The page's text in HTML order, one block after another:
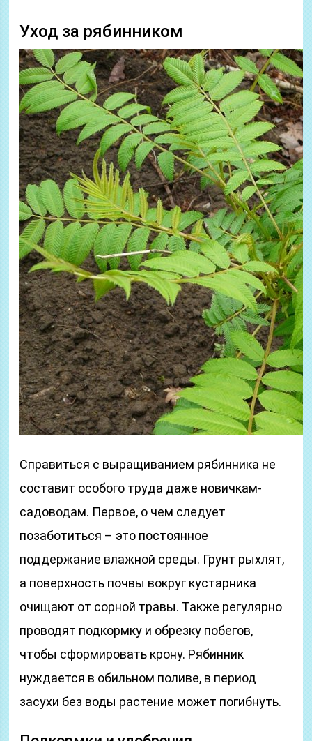
Уход за рябинником
Справиться с выращиванием рябинника не
составит особого труда даже новичкам-
садоводам. Первое, о чем следует
позаботиться – это постоянное
поддержание влажной среды. Грунт рыхлят,
а поверхность почвы вокруг кустарника
очищают от сорной травы. Также регулярно
проводят подкормку и обрезку побегов,
чтобы сформировать крону. Рябинник
нуждается в обильном поливе, в период
засухи без воды растение может погибнуть.